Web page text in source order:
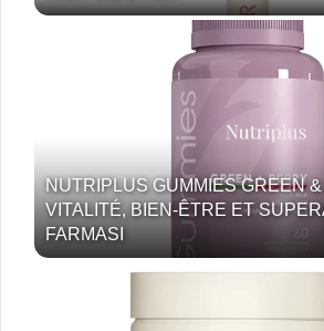
NUTRIPLUS GUMMIES GREEN
VITALITÉ, BIEN-ÊTRE ET
FARMASI